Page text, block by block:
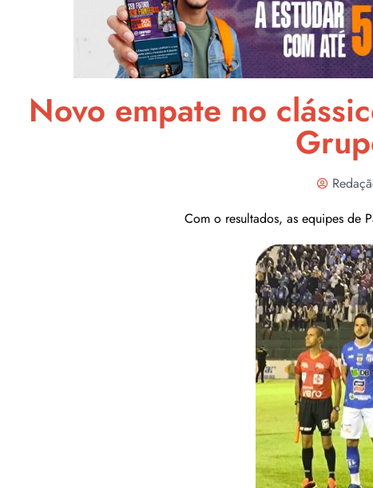
Novo empate no
Com o resultados, as equipes de